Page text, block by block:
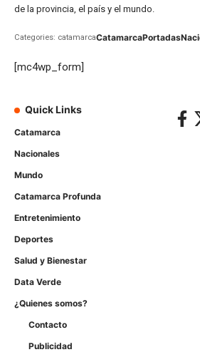
de la provincia, el país y el mundo.
Categories: catamarcaCatamarcaPortadas
[mc4wp_form]
Quick Links
Catamarca
Nacionales
Mundo
Catamarca Profunda
Entretenimiento
Deportes
Salud y Bienestar
Data Verde
¿Quienes somos?
Contacto
Publicidad